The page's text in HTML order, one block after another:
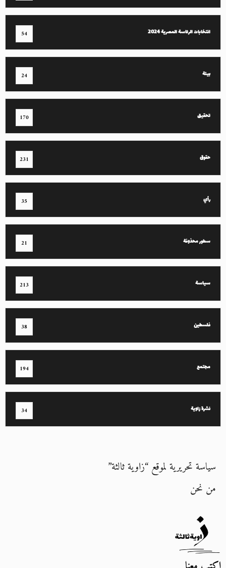
انتخابات الرئاسة المصرية 2024 54
بيئة 24
تحقيق 170
حقوق 231
رأي 35
سطور محذوفة 21
سياسة 213
فلسطين 38
مجتمع 194
نشرة زاوية 34
سياسة تحريرية لموقع “زاوية ثالثة”
من نحن